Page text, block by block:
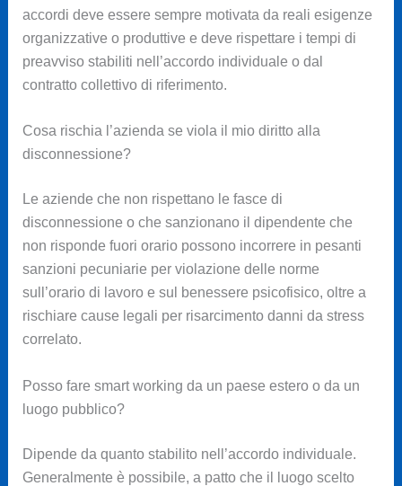
accordi deve essere sempre motivata da reali esigenze
organizzative o produttive e deve rispettare i tempi di
preavviso stabiliti nell’accordo individuale o dal
contratto collettivo di riferimento.
Cosa rischia l’azienda se viola il mio diritto alla
disconnessione?
Le aziende che non rispettano le fasce di
disconnessione o che sanzionano il dipendente che
non risponde fuori orario possono incorrere in pesanti
sanzioni pecuniarie per violazione delle norme
sull’orario di lavoro e sul benessere psicofisico, oltre a
rischiare cause legali per risarcimento danni da stress
correlato.
Posso fare smart working da un paese estero o da un
luogo pubblico?
Dipende da quanto stabilito nell’accordo individuale.
Generalmente è possibile, a patto che il luogo scelto